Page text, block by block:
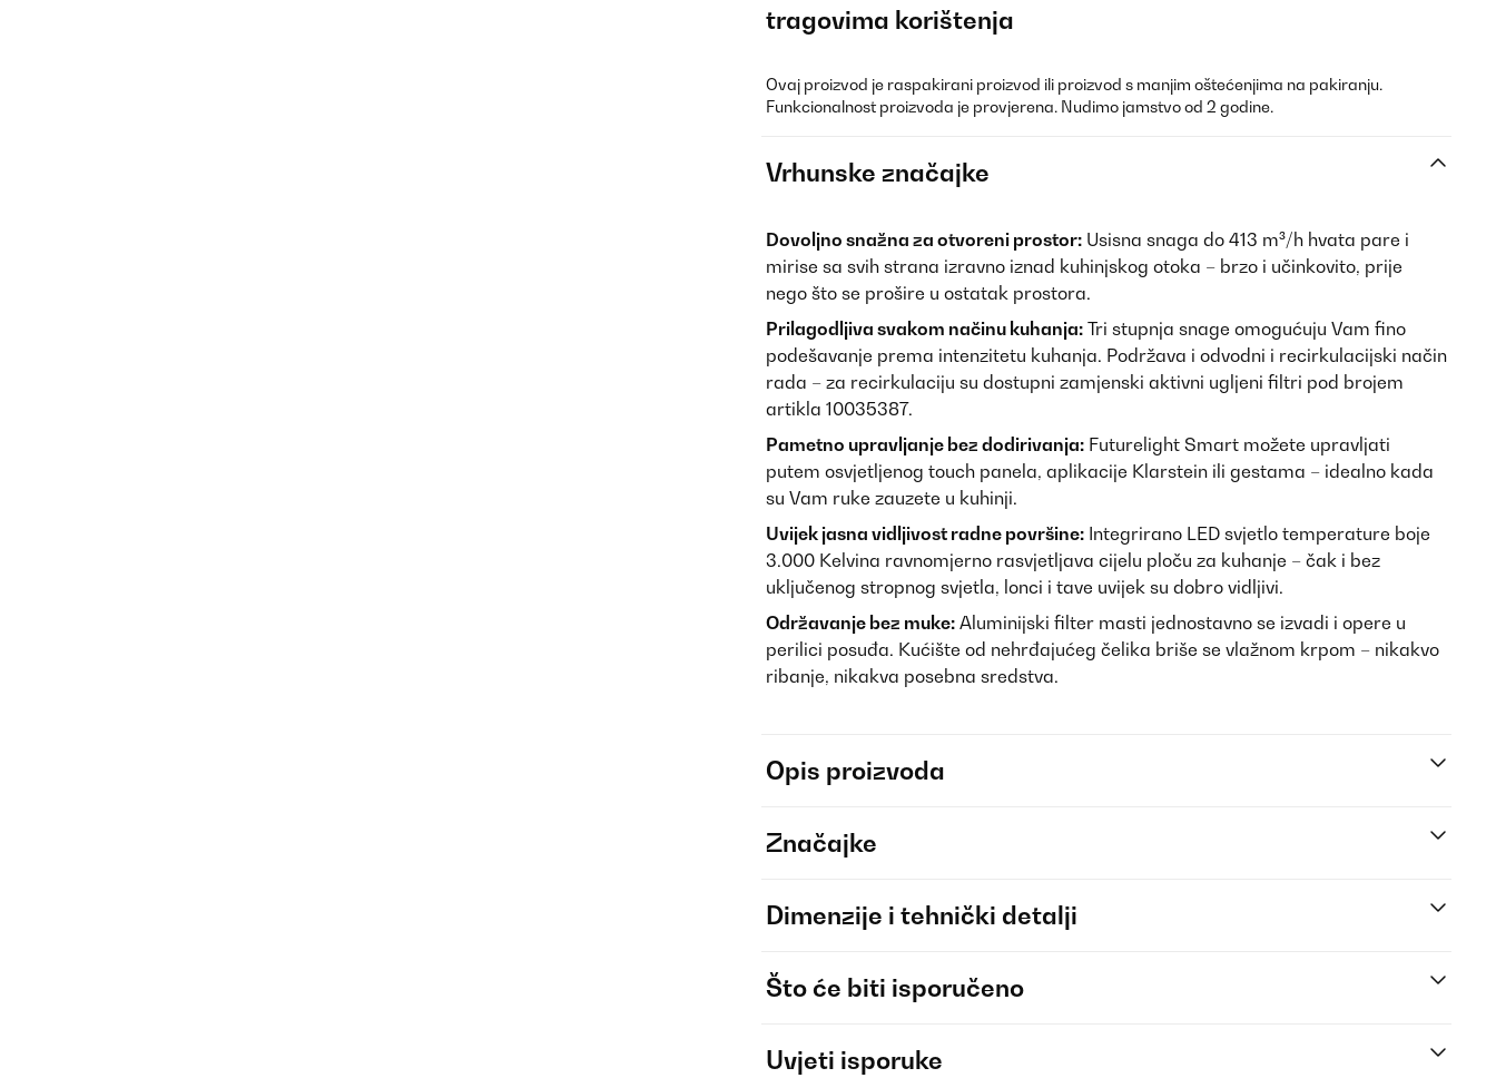
tragovima korištenja
Ovaj proizvod je raspakirani proizvod ili proizvod s manjim oštećenjima na pakiranju.
Funkcionalnost proizvoda je provjerena. Nudimo jamstvo od 2 godine.
Vrhunske značajke
Dovoljno snažna za otvoreni prostor: Usisna snaga do 413 m³/h hvata pare i
mirise sa svih strana izravno iznad kuhinjskog otoka – brzo i učinkovito, prije
nego što se prošire u ostatak prostora.
Prilagodljiva svakom načinu kuhanja: Tri stupnja snage omogućuju Vam fino
podešavanje prema intenzitetu kuhanja. Podržava i odvodni i recirkulacijski način
rada – za recirkulaciju su dostupni zamjenski aktivni ugljeni filtri pod brojem
artikla 10035387.
Pametno upravljanje bez dodirivanja: Futurelight Smart možete upravljati
putem osvjetljenog touch panela, aplikacije Klarstein ili gestama – idealno kada
su Vam ruke zauzete u kuhinji.
Uvijek jasna vidljivost radne površine: Integrirano LED svjetlo temperature boje
3.000 Kelvina ravnomjerno rasvjetljava cijelu ploču za kuhanje – čak i bez
uključenog stropnog svjetla, lonci i tave uvijek su dobro vidljivi.
Održavanje bez muke: Aluminijski filter masti jednostavno se izvadi i opere u
perilici posuđa. Kućište od nehrđajućeg čelika briše se vlažnom krpom – nikakvo
ribanje, nikakva posebna sredstva.
Opis proizvoda
Značajke
Dimenzije i tehnički detalji
Što će biti isporučeno
Uvjeti isporuke